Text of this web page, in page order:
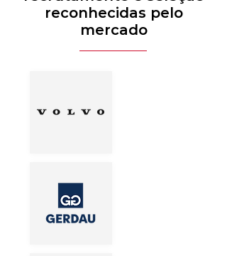
reconhecidas pelo
mercado